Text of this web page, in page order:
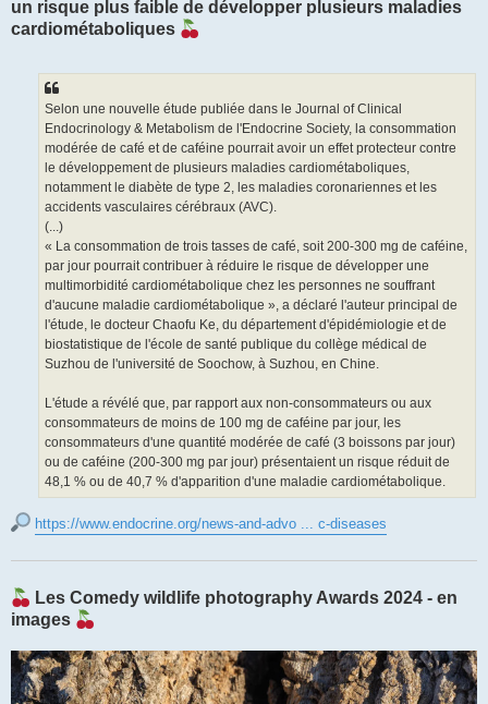
un risque plus faible de développer plusieurs maladies
cardiométaboliques
Selon une nouvelle étude publiée dans le Journal of Clinical
Endocrinology & Metabolism de l'Endocrine Society, la consommation
modérée de café et de caféine pourrait avoir un effet protecteur contre
le développement de plusieurs maladies cardiométaboliques,
notamment le diabète de type 2, les maladies coronariennes et les
accidents vasculaires cérébraux (AVC).
(...)
« La consommation de trois tasses de café, soit 200-300 mg de caféine,
par jour pourrait contribuer à réduire le risque de développer une
multimorbidité cardiométabolique chez les personnes ne souffrant
d'aucune maladie cardiométabolique », a déclaré l'auteur principal de
l'étude, le docteur Chaofu Ke, du département d'épidémiologie et de
biostatistique de l'école de santé publique du collège médical de
Suzhou de l'université de Soochow, à Suzhou, en Chine.
L'étude a révélé que, par rapport aux non-consommateurs ou aux
consommateurs de moins de 100 mg de caféine par jour, les
consommateurs d'une quantité modérée de café (3 boissons par jour)
ou de caféine (200-300 mg par jour) présentaient un risque réduit de
48,1 % ou de 40,7 % d'apparition d'une maladie cardiométabolique.
https://www.endocrine.org/news-and-advo ... c-diseases
Les Comedy wildlife photography Awards 2024 - en
images